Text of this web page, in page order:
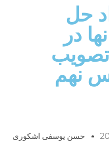
حل
در
نهم
حسن یوسفی اشکوری